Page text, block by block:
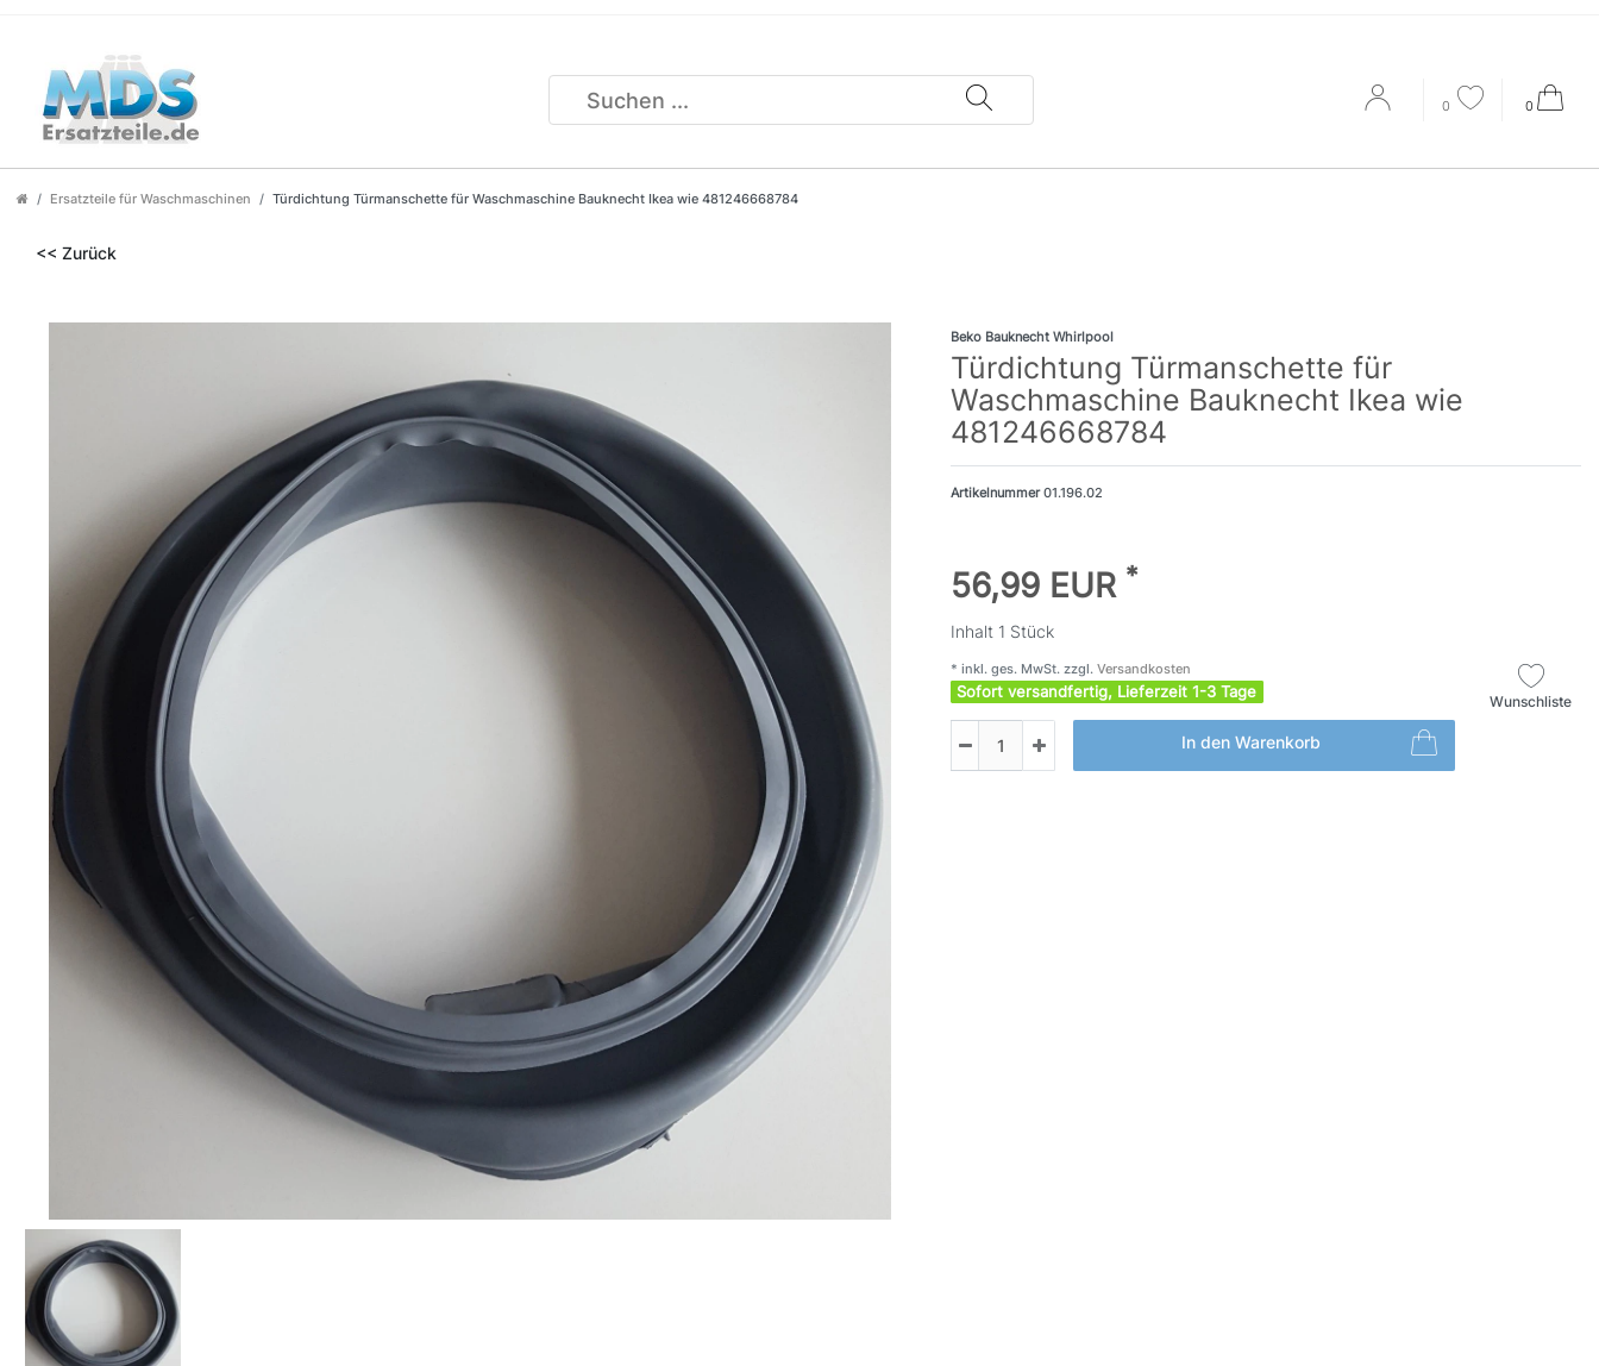
0 0
Ersatzteile für Waschmaschinen Türdichtung Türmanschette für Waschmaschine Bauknecht Ikea wie 481246668784
<< Zurück
Beko Bauknecht Whirlpool
Türdichtung Türmanschette für
Waschmaschine Bauknecht Ikea wie
481246668784
Artikelnummer01.196.02
56,99 EUR *
Inhalt 1 Stück
* inkl. ges. MwSt. zzgl. Versandkosten
Sofort versandfertig, Lieferzeit 1-3 Tage
In den Warenkorb
Wunschliste